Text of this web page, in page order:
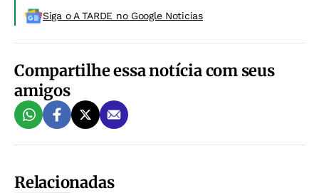
Siga o A TARDE no Google Noticias
Compartilhe essa notícia com seus
amigos
Relacionadas